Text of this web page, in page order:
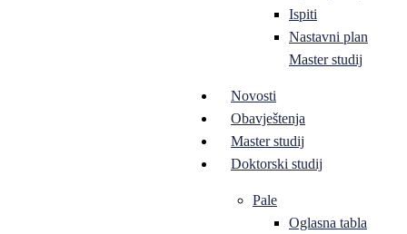
Ispiti
Nastavni plan
Master studij
Novosti
Obavještenja
Master studij
Doktorski studij
Pale
Oglasna tabla